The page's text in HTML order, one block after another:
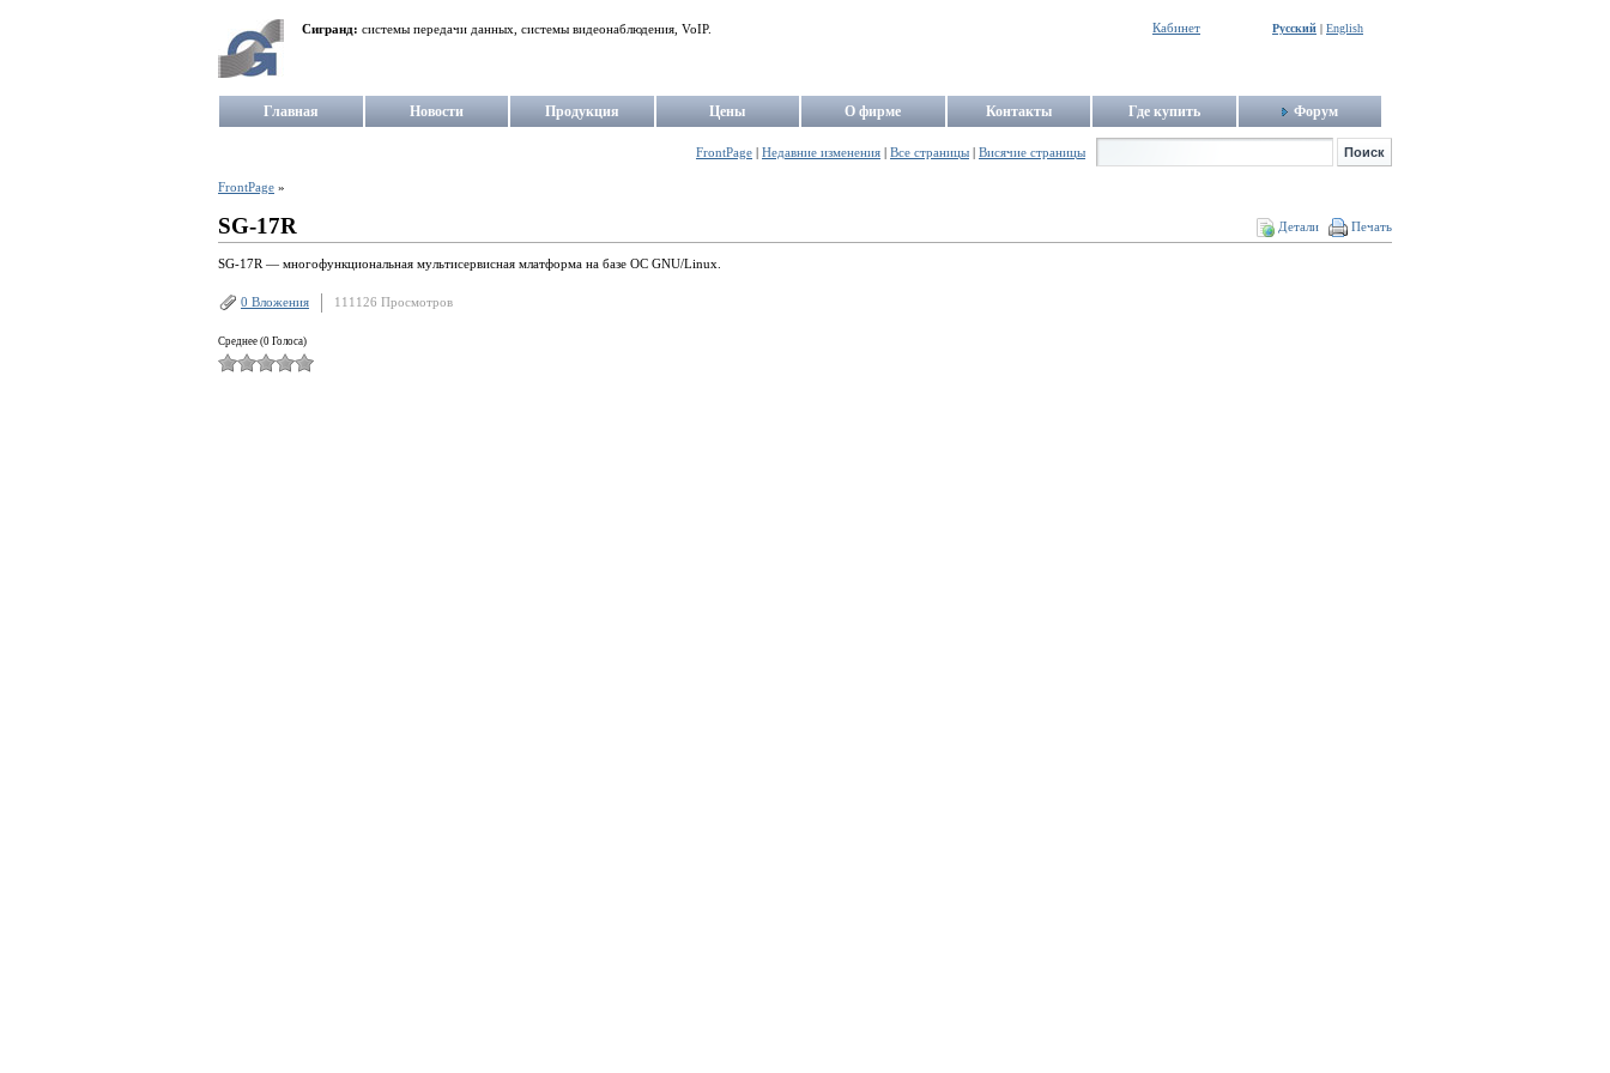
Сигранд: системы передачи данных, системы видеонаблюдения, VoIP. Кабинет Русский | English
Главная Новости Продукция Цены О фирме Контакты Где купить Форум
FrontPage Недавние изменения Все страницы Висячие страницы
FrontPage »
Детали Печать
SG-17R
SG-17R — многофункциональная мультисервисная млатформа на базе ОС GNU/Linux.
0 Вложения 111126 Просмотров
Среднее (0 Голоса)